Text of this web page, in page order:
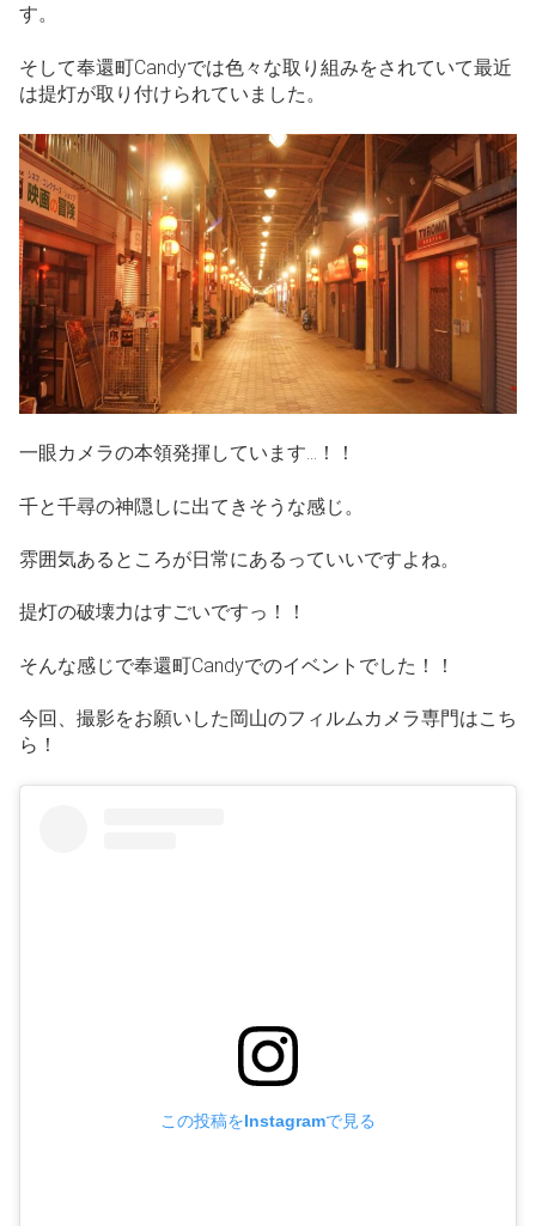
す。
そして奉還町Candyでは色々な取り組みをされていて最近
は提灯が取り付けられていました。
一眼カメラの本領発揮しています…！！
千と千尋の神隠しに出てきそうな感じ。
雰囲気あるところが日常にあるっていいですよね。
提灯の破壊力はすごいですっ！！
そんな感じで奉還町Candyでのイベントでした！！
今回、撮影をお願いした岡山のフィルムカメラ専門はこち
ら！
この投稿をInstagramで見る